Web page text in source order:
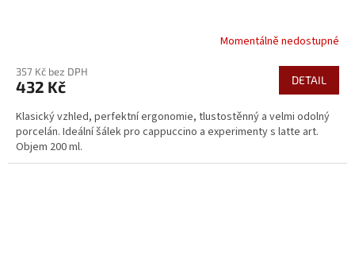
Momentálně nedostupné
357 Kč bez DPH
432 Kč DETAIL
Klasický vzhled, perfektní ergonomie, tlustostěnný a velmi odolný
porcelán. Ideální šálek pro cappuccino a experimenty s latte art.
Objem 200 ml.